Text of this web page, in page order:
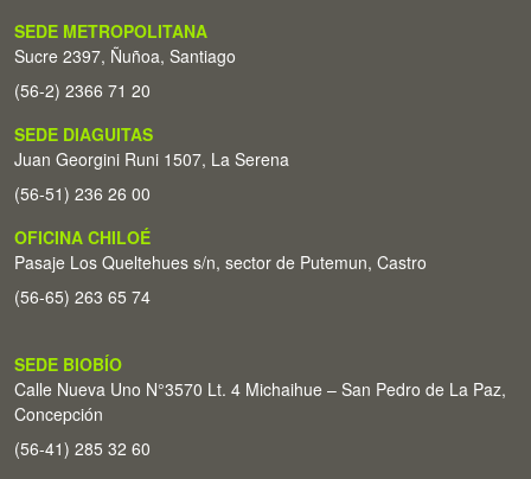
SEDE METROPOLITANA
Sucre 2397, Ñuñoa, Santiago
(56-2) 2366 71 20
SEDE DIAGUITAS
Juan Georgini Runi 1507, La Serena
(56-51) 236 26 00
OFICINA CHILOÉ
Pasaje Los Queltehues s/n, sector de Putemun, Castro
(56-65) 263 65 74
SEDE BIOBÍO
Calle Nueva Uno N°3570 Lt. 4 Michaihue – San Pedro de La Paz,
Concepción
(56-41) 285 32 60